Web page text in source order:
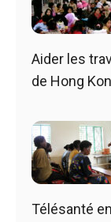
Aider les
de Hong
Télésanté